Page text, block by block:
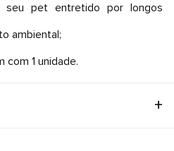
seu pet entretido por longos
ambiental;
com 1 unidade.